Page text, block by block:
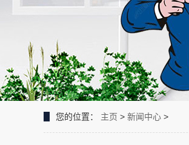
您的位置： 主页 > 新闻中心 >